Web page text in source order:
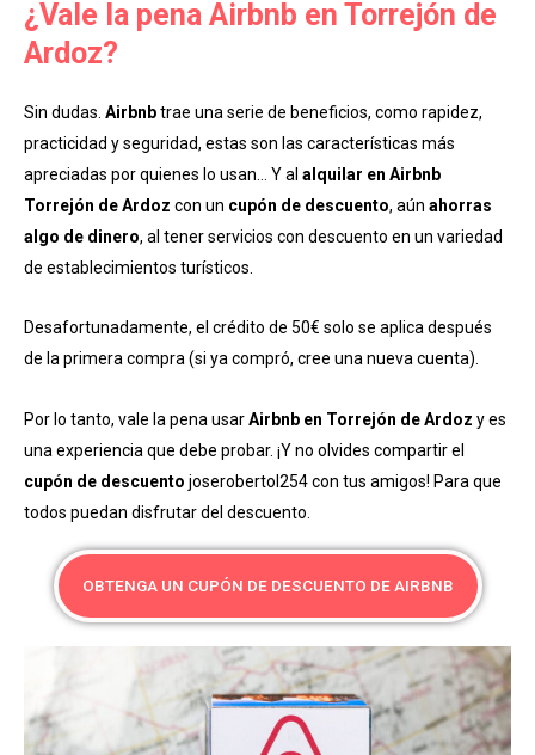
¿Vale la pena Airbnb en Torrejón de
Ardoz?
Sin dudas. Airbnbtrae una serie de beneficios, como rapidez,
practicidad y seguridad, estas son las características más
apreciadas por quienes lo usan… Y al alquilar en Airbnb
Torrejón de Ardoz con un cupón de descuento, aún ahorras
algo de dinero, al tener servicios con descuento en un variedad
de establecimientos turísticos.
Desafortunadamente, el crédito de 50€ solo se aplica después
de la primera compra (si ya compró, cree una nueva cuenta).
Por lo tanto, vale la pena usarAirbnb en Torrejón de Ardoz y es
una experiencia que debe probar. ¡Y no olvides compartir el
cupón de descuento joserobertol254 con tus amigos! Para que
todos puedan disfrutar del descuento.
OBTENGA UN CUPÓN DE DESCUENTO DE AIRBNB